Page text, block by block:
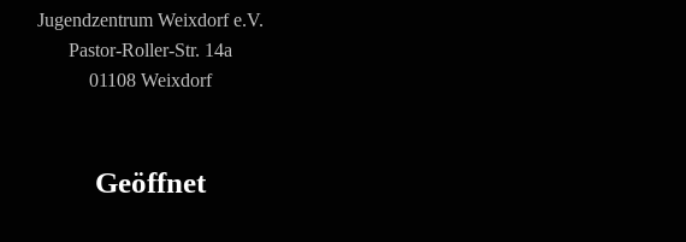
Jugendzentrum Weixdorf e.V.
Pastor-Roller-Str. 14a
01108 Weixdorf
Geöffnet